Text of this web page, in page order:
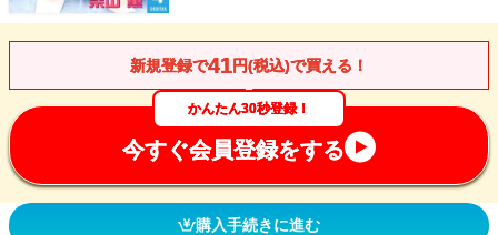
新規登録で41円(税込)で買える！
かんたん30秒登録！
今すぐ会員登録をする
購入手続きに進む